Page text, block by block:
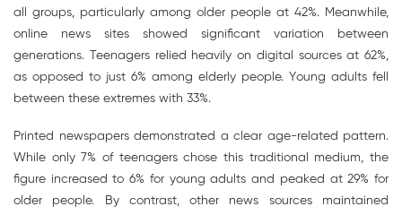
all groups, particularly among older people at 42%. Meanwhile,
online news sites showed significant variation between
generations. Teenagers relied heavily on digital sources at 62%,
as opposed to just 6% among elderly people. Young adults fell
between these extremes with 33%.
Printed newspapers demonstrated a clear age-related pattern.
While only 7% of teenagers chose this traditional medium, the
figure increased to 6% for young adults and peaked at 29% for
older people. By contrast, other news sources maintained